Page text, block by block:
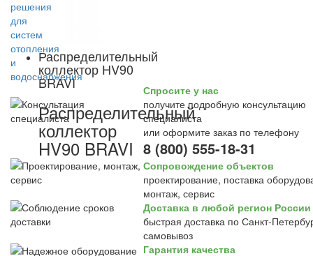
Распределительный
коллектор HV90
BRAVI
Распределительный
коллектор
HV90 BRAVI
Спросите у нас
получите подробную консультацию
специалиста
или оформите заказ по телефону
8 (800) 555-18-31
Сопровождение объектов
проектирование, поставка
монтаж, сервис
Доставка в любой регион России
быстрая доставка по Санкт-
самовывоз
Гарантия качества